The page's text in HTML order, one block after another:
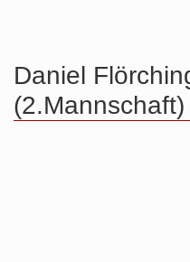
Daniel
(2.Mannschaft)